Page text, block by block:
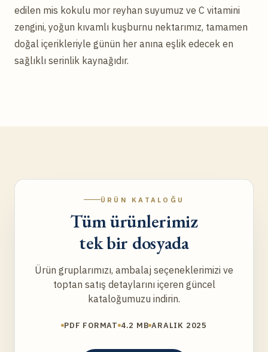
edilen mis kokulu mor reyhan suyumuz ve C vitamini
zengini, yoğun kıvamlı kuşburnu nektarımız, tamamen
doğal içerikleriyle günün her anına eşlik edecek en
sağlıklı serinlik kaynağıdır.
ÜRÜN KATALOĞU
Tüm ürünlerimiz
tek bir dosyada
Ürün gruplarımızı, ambalaj seçeneklerimizi ve
toptan satış detaylarını içeren güncel
kataloğumuzu indirin.
PDF FORMAT 4.2 MB ARALIK 2025